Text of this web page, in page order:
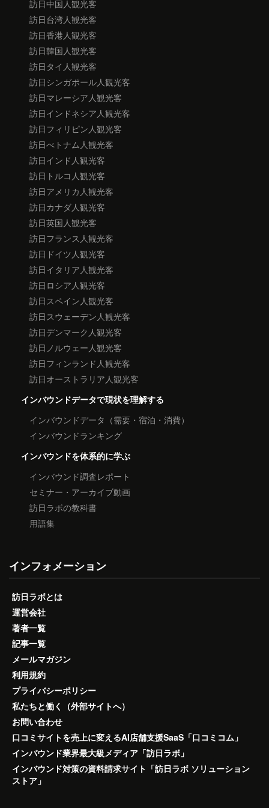
訪日中国人観光客
訪日台湾人観光客
訪日香港人観光客
訪日韓国人観光客
訪日タイ人観光客
訪日シンガポール人観光客
訪日マレーシア人観光客
訪日インドネシア人観光客
訪日フィリピン人観光客
訪日べトナム人観光客
訪日インド人観光客
訪日トルコ人観光客
訪日アメリカ人観光客
訪日カナダ人観光客
訪日英国人観光客
訪日フランス人観光客
訪日ドイツ人観光客
訪日イタリア人観光客
訪日ロシア人観光客
訪日スペイン人観光客
訪日スウェーデン人観光客
訪日デンマーク人観光客
訪日ノルウェー人観光客
訪日フィンランド人観光客
訪日オーストラリア人観光客
インバウンドデータで現状を理解する
インバウンドデータ（需要・宿泊・消費）
インバウンドランキング
インバウンドを体系的に学ぶ
インバウンド調査レポート
セミナー・アーカイブ動画
訪日ラボの教科書
用語集
インフォメーション
訪日ラボとは
運営会社
著者一覧
記事一覧
メールマガジン
利用規約
プライバシーポリシー
私たちと働く（外部サイトへ）
お問い合わせ
口コミサイトを売上に変えるAI店舗支援SaaS「口コミコム」
インバウンド業界最大級メディア「訪日ラボ」
インバウンド対策の資料請求サイト「訪日ラボ ソリューション
ストア」